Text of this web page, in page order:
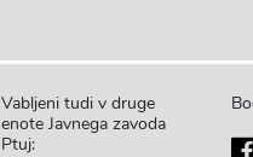
Vabljeni tudi v druge
enote Javnega zavoda
Ptuj: